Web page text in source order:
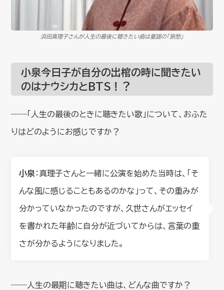
浜田真理子さんが人生の最後に聴きたい曲は童謡の「旅愁」
小泉今日子が自分の出棺の時に聞きたい
のはナウシカとBTS！？
――「人生の最後のときに聴きたい歌」について、おふた
りはどのようにお感じですか？
小泉 ：真理子さんと一緒に公演を始めた当時は、「そ
んな風に感じることもあるのかな」って、その重みが
分かっていなかったのですが、久世さんがエッセイ
を書かれた年齢に自分が近づいてからは、言葉の重
さが分かるようになりました。
――人生の最期に聴きたい曲は、どんな曲ですか？